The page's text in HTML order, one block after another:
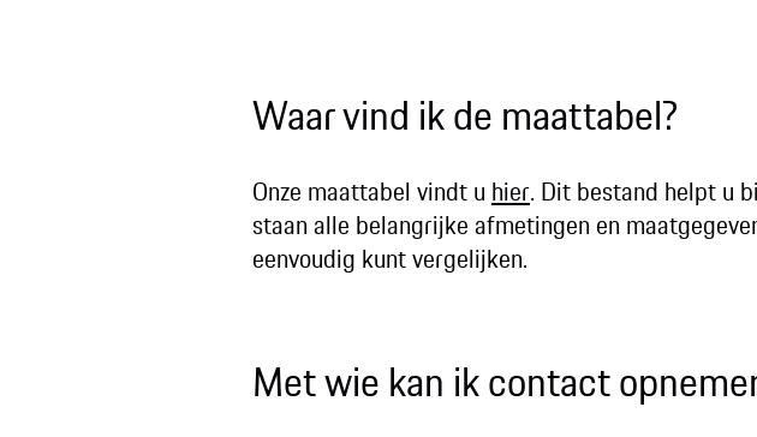
Waar vind ik de maattabel?
Onze maattabel vindt u hier. Dit bestand helpt u
staan alle belangrijke afmetingen en
eenvoudig kunt vergelijken.
Met wie kan ik contact